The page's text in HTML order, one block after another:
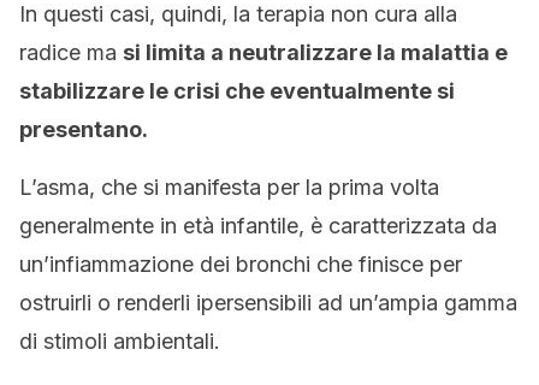
In questi casi, quindi, la terapia non cura alla
radice ma si limita a neutralizzare la malattia e
stabilizzare le crisi che eventualmente si
presentano.
L’asma, che si manifesta per la prima volta
generalmente in età infantile, è caratterizzata da
un’infiammazione dei bronchi che finisce per
ostruirli o renderli ipersensibili ad un’ampia gamma
di stimoli ambientali.